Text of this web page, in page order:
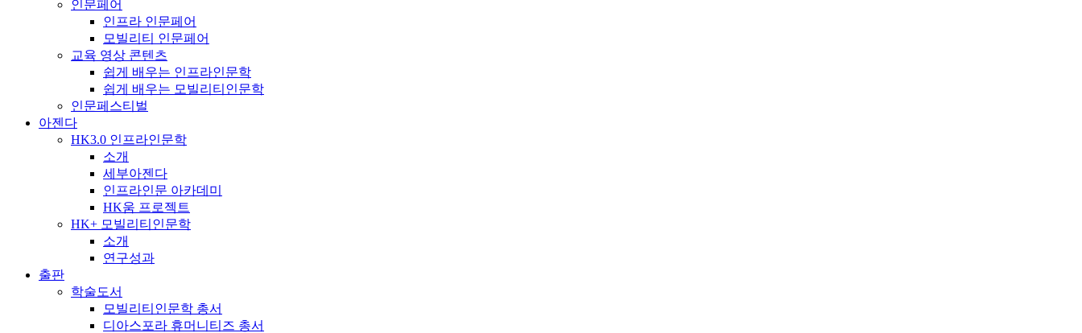
인문페어
인프라 인문페어
모빌리티 인문페어
교육 영상 콘텐츠
쉽게 배우는 인프라인문학
쉽게 배우는 모빌리티인문학
인문페스티벌
아젠다
HK3.0 인프라인문학
소개
세부아젠다
인프라인문 아카데미
HK움 프로젝트
HK+ 모빌리티인문학
소개
연구성과
출판
학술도서
모빌리티인문학 총서
디아스포라 휴머니티즈 총서